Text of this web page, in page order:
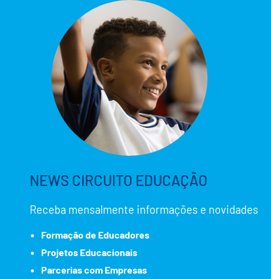
NEWS CIRCUITO EDUCAÇÃO
Receba mensalmente informações e novidades
Formação de Educadores
Projetos Educacionais
Parcerias com Empresas